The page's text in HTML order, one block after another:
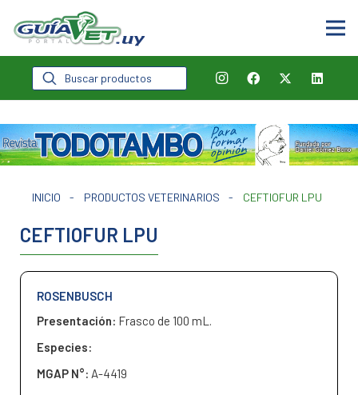
Búsqueda
de
productos
INICIO - PRODUCTOS VETERINARIOS - CEFTIOFUR LPU
CEFTIOFUR LPU
ROSENBUSCH
Presentación: Frasco de 100 mL.
Especies:
MGAP N°: A-4419